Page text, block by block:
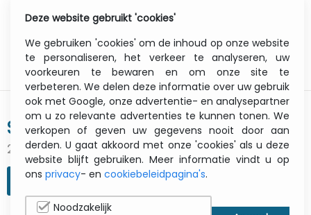
SOLIDIGM
2 gevonden resultaten
ZOEKOPDRACHT VERFIJNEN
Deze website gebruikt 'cookies'
We gebruiken 'cookies' om de inhoud op onze website
te personaliseren, het verkeer te analyseren, uw
voorkeuren te bewaren en om onze site te
verbeteren. We delen deze informatie over uw gebruik
ook met Google, onze advertentie- en analysepartner
om u zo relevante advertenties te kunnen tonen. We
verkopen of geven uw gegevens nooit door aan
derden. U gaat akkoord met onze 'cookies' als u deze
website blijft gebruiken. Meer informatie vindt u op
ons privacy- en cookiebeleidpagina's.
Noodzakelijk